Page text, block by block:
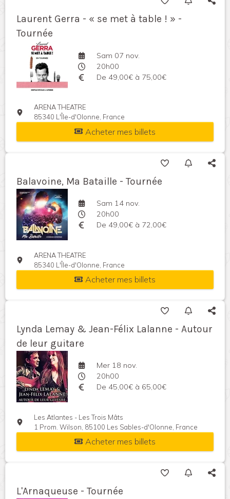
Laurent Gerra - « se met à table ! » -
Tournée
Sam 07 nov.
20h00
De 49,00€ à 75,00€
ARENA THEATRE
85340 L'Île-d'Olonne, France
Acheter mes billets
Balavoine, Ma Bataille - Tournée
Sam 14 nov.
20h00
De 49,00€ à 72,00€
ARENA THEATRE
85340 L'Île-d'Olonne, France
Acheter mes billets
Lynda Lemay & Jean-Félix Lalanne - Autour
de leur guitare
Mer 18 nov.
20h00
De 45,00€ à 65,00€
Les Atlantes - Les Trois Mâts
1 Prom. Wilson, 85100 Les Sables-d'Olonne, France
Acheter mes billets
L'Arnaqueuse - Tournée